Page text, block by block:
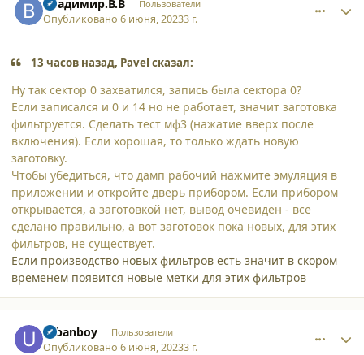
Владимир.В.В Пользователи
Опубликовано6 июня, 20233 г.
13 часов назад, Pavel сказал:
Ну так сектор 0 захватился, запись была сектора 0?
Если записался и 0 и 14 но не работает, значит заготовка
фильтруется. Сделать тест мф3 (нажатие вверх после
включения). Если хорошая, то только ждать новую
заготовку.
Чтобы убедиться, что дамп рабочий нажмите эмуляция в
приложении и откройте дверь прибором. Если прибором
открывается, а заготовкой нет, вывод очевиден - все
сделано правильно, а вот заготовок пока новых, для этих
фильтров, не существует.
Если производство новых фильтров есть значит в скором
временем появится новые метки для этих фильтров
urbanboy Пользователи
Опубликовано6 июня, 20233 г.